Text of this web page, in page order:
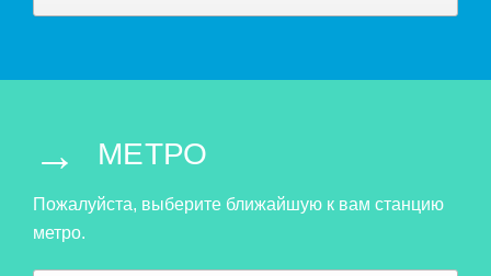
→ МЕТРО
Пожалуйста, выберите ближайшую к вам станцию
метро.